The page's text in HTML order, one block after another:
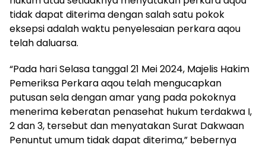
tidak dapat diterima dengan salah satu pokok
eksepsi adalah waktu penyelesaian perkara aqou
telah daluarsa.
“Pada hari Selasa tanggal 21 Mei 2024, Majelis Hakim
Pemeriksa Perkara aqou telah mengucapkan
putusan sela dengan amar yang pada pokoknya
menerima keberatan penasehat hukum terdakwa I,
2 dan 3, tersebut dan menyatakan Surat Dakwaan
Penuntut umum tidak dapat diterima,” bebernya